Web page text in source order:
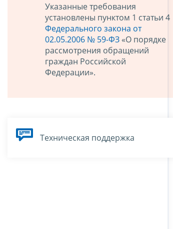
Указанные требования
установлены пунктом 1 статьи 4
Федерального закона от
02.05.2006 № 59-ФЗ «О порядке
рассмотрения обращений
граждан Российской
Федерации».
Техническая поддержка